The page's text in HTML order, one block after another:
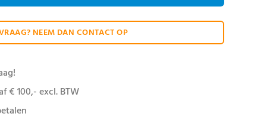
NEEM DAN CONTACT OP
€ 100,- excl. BTW